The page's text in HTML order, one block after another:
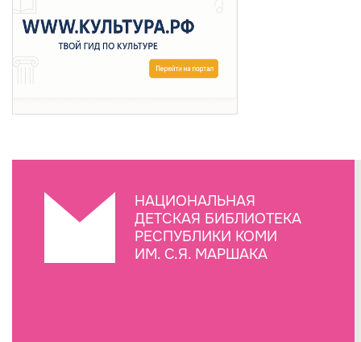
НАЦИОНАЛЬНАЯ
ДЕТСКАЯ БИБЛИОТЕКА
РЕСПУБЛИКИ КОМИ
ИМ. С.Я. МАРШАКА